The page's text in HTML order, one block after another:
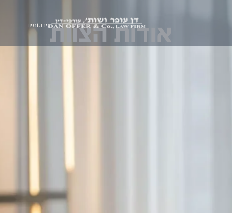
פרסומיםאודות הצוות